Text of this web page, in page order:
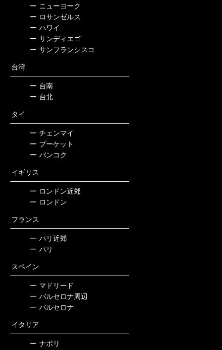
ー ニューヨーク
ー ロサンゼルス
ー ハワイ
ー サンディエゴ
ー サンフランシスコ
台湾
ー 台南
ー 台北
タイ
ー チェンマイ
ー プーケット
ー バンコク
イギリス
ー ロンドン近郊
ー ロンドン
フランス
ー パリ近郊
ー パリ
スペイン
ー マドリード
ー バルセロナ周辺
ー バルセロナ
イタリア
ー ナポリ